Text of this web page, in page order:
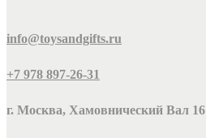
info@toysandgifts.ru
+7 978 897-26-31
г. Москва, Хамовнический Вал 16